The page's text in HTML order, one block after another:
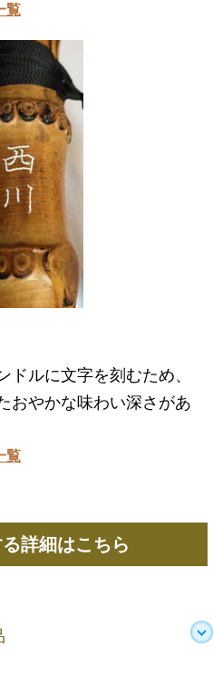
覧
ルに文字を刻むため、
おやかな味わい深さがあ
覧
詳細はこちら